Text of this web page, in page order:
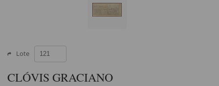
Lote
CLÓVIS GRACIANO